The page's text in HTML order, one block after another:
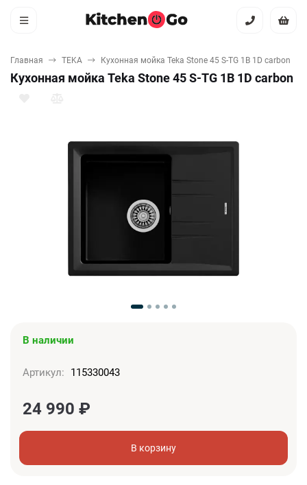
Главная TEKA Кухонная мойка Teka Stone 45 S-TG 1B 1D carbon
Кухонная мойка Teka Stone 45 S-TG 1B 1D carbon
В наличии
Артикул: 115330043
24 990 ₽
В корзину